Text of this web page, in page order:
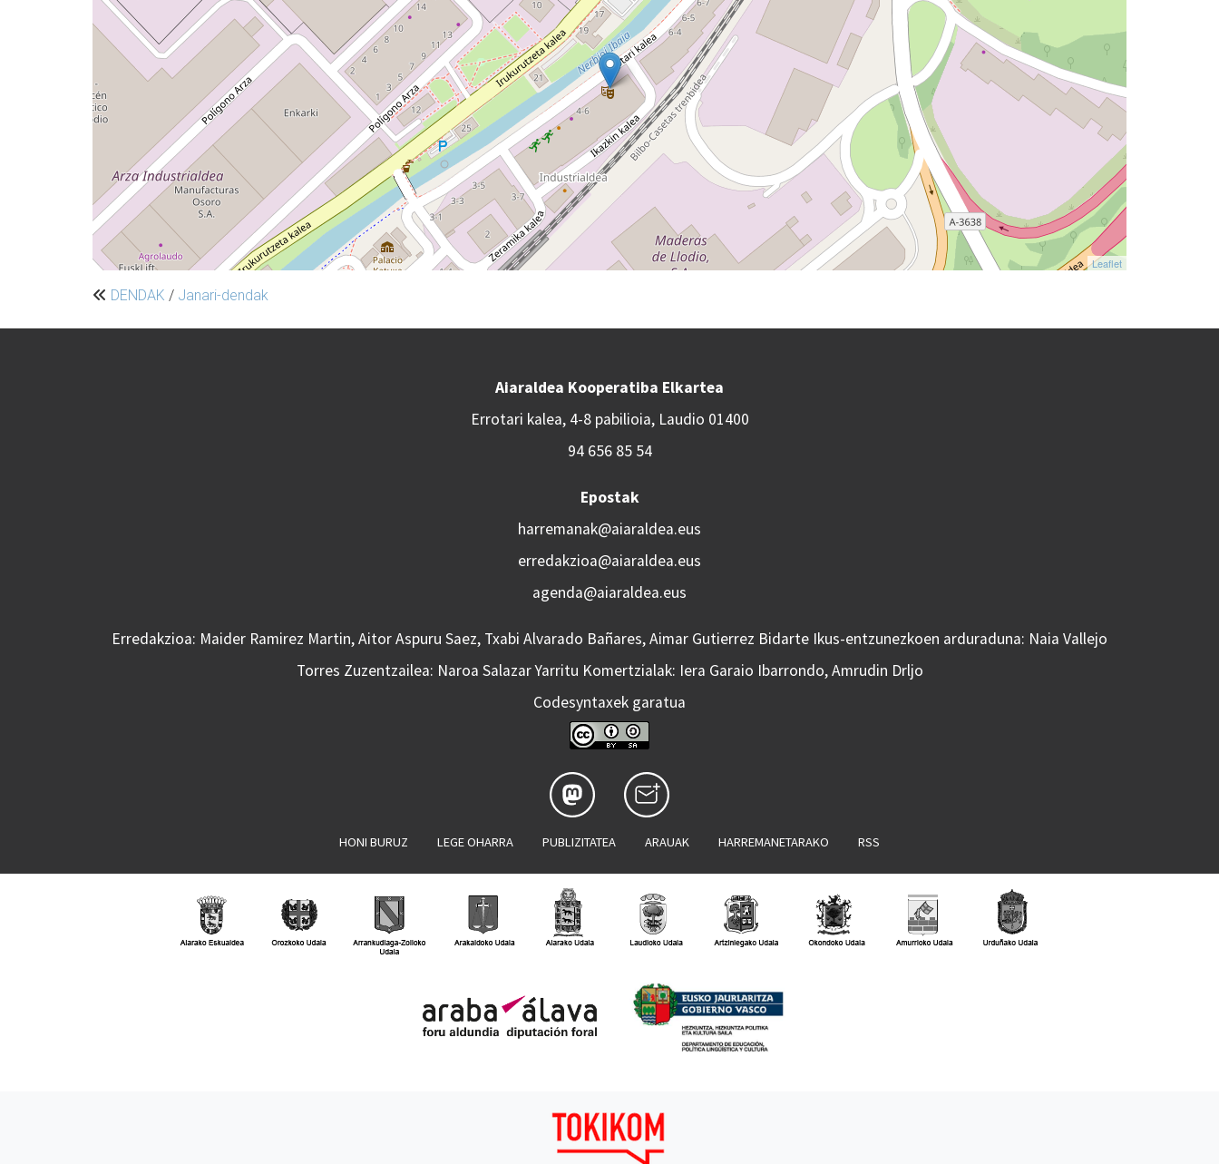
Leaflet
DENDAK / Janari-dendak
Aiaraldea Kooperatiba Elkartea
Errotari kalea, 4-8 pabilioia, Laudio 01400
94 656 85 54
Epostak
harremanak@aiaraldea.eus
erredakzioa@aiaraldea.eus
agenda@aiaraldea.eus
Erredakzioa: Maider Ramirez Martin, Aitor Aspuru Saez, Txabi Alvarado Bañares, Aimar Gutierrez Bidarte Ikus-entzunezkoen arduraduna: Naia Vallejo
Torres Zuzentzailea: Naroa Salazar Yarritu Komertzialak: Iera Garaio Ibarrondo, Amrudin Drljo
Codesyntaxek garatua
HONI BURUZ LEGE OHARRA PUBLIZITATEA ARAUAK HARREMANETARAKO RSS